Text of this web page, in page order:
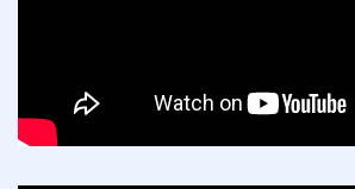
清須市の道場